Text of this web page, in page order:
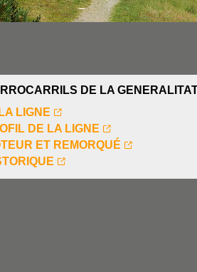
DE LA
LIGNE
DE LA LIGNE
ET REMORQUÉ